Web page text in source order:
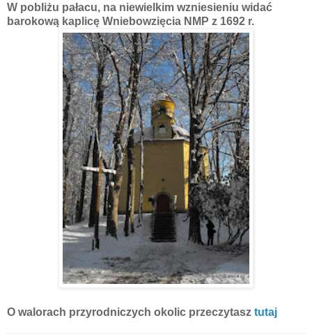
W pobliżu pałacu, na niewielkim wzniesieniu widać
barokową kaplicę Wniebowzięcia NMP z 1692 r.
O walorach przyrodniczych okolic przeczytasz tutaj